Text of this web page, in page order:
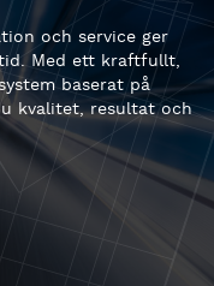
och service ger
Med ett kraftfullt,
baserat på
kvalitet, resultat och